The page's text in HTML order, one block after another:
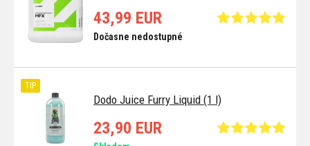
43,99 EUR
Dočasne nedostupné
Dodo Juice Furry Liquid (1 l)
TIP
23,90 EUR